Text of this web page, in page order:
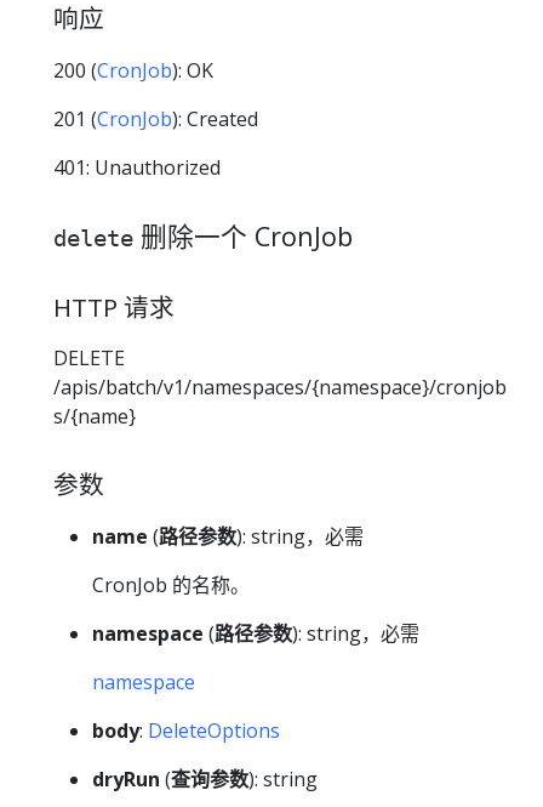
响应
200 (CronJob): OK
201 (CronJob): Created
401: Unauthorized
delete 删除一个 CronJob
HTTP 请求
DELETE
/apis/batch/v1/namespaces/{namespace}/cronjob
s/{name}
参数
name (路径参数): string，必需
CronJob 的名称。
namespace (路径参数): string，必需
namespace
body: DeleteOptions
dryRun (查询参数): string